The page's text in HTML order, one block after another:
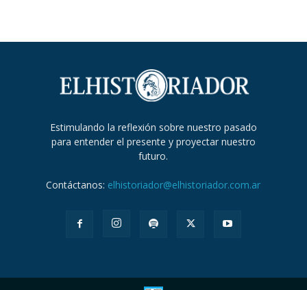
Estimulando la reflexión sobre nuestro pasado
para entender el presente y proyectar nuestro
futuro.
Contáctanos: elhistoriador@elhistoriador.com.ar